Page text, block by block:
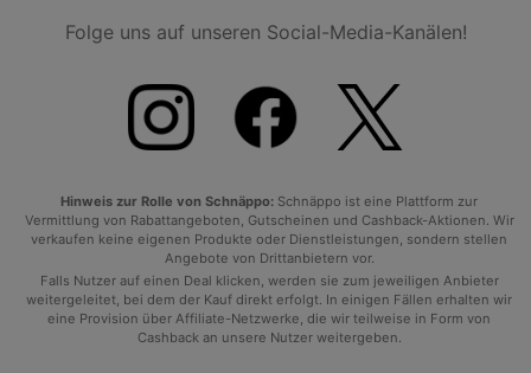
Folge uns auf unseren Social-Media-Kanälen!
Hinweis zur Rolle von Schnäppo: Schnäppo ist eine Plattform zur
Vermittlung von Rabattangeboten, Gutscheinen und Cashback-Aktionen. Wir
verkaufen keine eigenen Produkte oder Dienstleistungen, sondern stellen
Angebote von Drittanbietern vor.
Falls Nutzer auf einen Deal klicken, werden sie zum jeweiligen Anbieter
weitergeleitet, bei dem der Kauf direkt erfolgt. In einigen Fällen erhalten wir
eine Provision über Affiliate-Netzwerke, die wir teilweise in Form von
Cashback an unsere Nutzer weitergeben.